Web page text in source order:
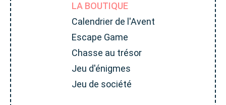
LA BOUTIQUE
Calendrier de l'Avent
Escape Game
Chasse au trésor
Jeu d'énigmes
Jeu de société